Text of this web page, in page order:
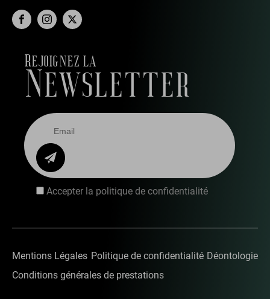
Rejoignez la
Newsletter
Accepter la politique de confidentialité
Mentions Légales Politique de confidentialité Déontologie
Conditions générales de prestations